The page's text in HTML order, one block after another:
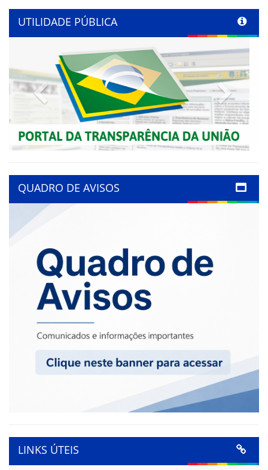
UTILIDADE PÚBLICA
Previous Next
QUADRO DE AVISOS
LINKS ÚTEIS